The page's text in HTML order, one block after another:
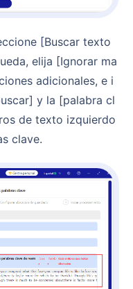
elija [Ignorar ma
adicionales, e i
y la [palabra cl
de texto izquierdo
clave.